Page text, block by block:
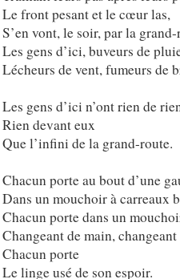
Le front pesant et le cœur las,
S’en vont, le soir, par la
Les gens d’ici, buveurs de
Lécheurs de vent, fumeurs de
Les gens d’ici n’ont rien de
Rien devant eux
Que l’infini de la grand-route.
Chacun porte au bout d’une
Dans un mouchoir à carreaux
Chacun porte dans un
Changeant de main, changeant
Chacun porte
Le linge usé de son espoir.